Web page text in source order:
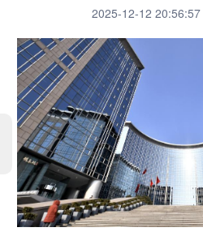
科技 科创
文化 书画
访谈 视频
法律 中央文件
食品 人居
学术中国 乡村振兴
2025-12-12 20:56:57